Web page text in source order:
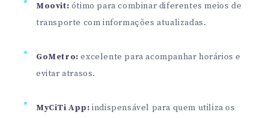
Moovit: ótimo para combinar diferentes meios de
transporte com informações atualizadas.
GoMetro: excelente para acompanhar horários e
evitar atrasos.
MyCiTi App: indispensável para quem utiliza os